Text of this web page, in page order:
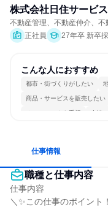
株式会社日住サービス
不動産管理、不動産仲介、不
正社員
27年卒 新卒
こんな人におすすめ
都市・街づくりがしたい
商品・サービスを販売したい
チームワークを重視 女性
仕事情報
職種と仕事内容
仕事内容
＼✨この仕事のポイント